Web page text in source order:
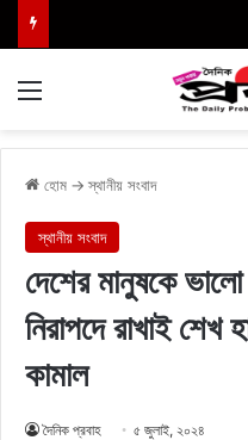
হোম → স্থানীয় সংবাদ
স্থানীয় সংবাদ
দেশের মানুষকে ভালো
নিরাপদে রাখাই
কামাল
দৈনিক প্রবাহ ৫ জুলাই, ২০২৪